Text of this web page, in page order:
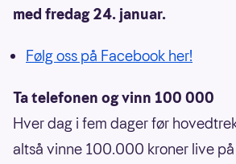
med fredag 24. januar.
Følg oss på Facebook her!
Ta telefonen og vinn 100 000
Hver dag i fem dager før
altså vinne 100.000 kroner live